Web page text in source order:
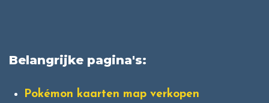
Belangrijke pagina's:
Pokémon kaarten map verkopen